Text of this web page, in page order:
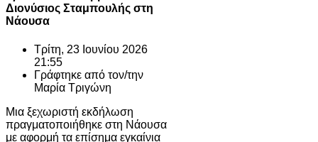
Διονύσιος Σταμπουλής στη
Νάουσα
Τρίτη, 23 Ιουνίου 2026
21:55
Γράφτηκε από τον/την
Μαρία Τριγώνη
Μια ξεχωριστή εκδήλωση
πραγματοποιήθηκε στη Νάουσα
με αφορμή τα επίσημα εγκαίνια